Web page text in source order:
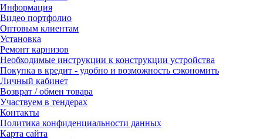
Информация
Видео портфолио
Оптовым клиентам
Установка
Ремонт карнизов
Необходимые инструкции к конструкции устройства
Покупка в кредит - удобно и возможность сэкономить
Личный кабинет
Возврат / обмен товара
Участвуем в тендерах
Контакты
Политика конфиденциальности данных
Карта сайта